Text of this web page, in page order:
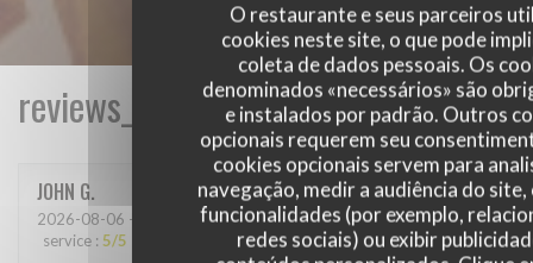
O restaurante e seus parceiros
cookies neste site, o que pode
coleta de dados pessoais. Os
denominados «necessários» são
e instalados por padrão. Outros
opcionais requerem seu
cookies opcionais servem para
navegação, medir a audiência do
funcionalidades (por exemplo,
redes sociais) ou exibir
JOHN G
2026-08-06 - 12:30 - guests 3
service : 5/5 menu: 5/5 quality_price: 5/5